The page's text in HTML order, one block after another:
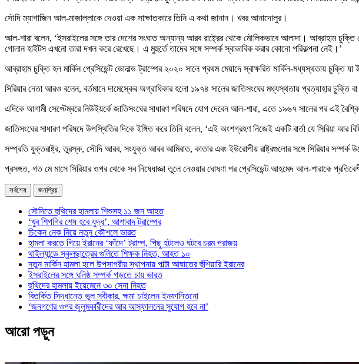
সৌদি ম্যাগাজিন আল-মাজাল্লাকে দেওয়া এক সাক্ষাতকারে তিনি এ কথা জানান। খবর আনাদোলুর।
আল-শারা বলেন, ‘ইসরাইলের সঙ্গে তার দেশের সংঘাত অন্যান্য আরব রাষ্ট্রের থেকে মৌলিকভাবে আলাদা। আব্রাহাম চুক্তি
গোলান হাইটস এখনো তারা দখল করে রেখেছে। এ মুহুর্তে তাদের সঙ্গে সম্পর্ক স্বাভাবিক করার কোনো পরিকল্পনা নেই।’
আব্রাহাম চুক্তি হল মার্কিন প্রেসিডেন্ট ডোনাল্ড ট্রাম্পের ২০২০ সালে প্রথম মেয়াদে স্বাক্ষরিত মার্কিন-মধ্যস্থতায়
সিরিয়ার নেতা আরও বলেন, বর্তমানে দামেস্কের অগ্রাধিকার হলো ১৯৭৪ সালের জাতিসংঘের মধ্যস্থতায় প্রত্যাহার চুক্তি বা
এদিকে আগামী সেপ্টেম্বরে নিউইয়র্কে জাতিসংঘের সাধারণ পরিষদে যোগ দেবেন আল-শারা, এতে ১৯৬৭ সালের পর এই
জাতিসংঘের সাধারণ পরিষদে উপস্থিতির দিকে ইঙ্গিত করে তিনি বলেন, ‘এই অংশগ্রহণ নিজেই একটি বার্তা যে সিরিয়া আর
সম্প্রতি যুক্তরাষ্ট্র, তুরস্ক, সৌদি আরব, সংযুক্ত আরব আমিরাত, কাতার এবং ইউরোপীয় রাষ্ট্রগুলোর সঙ্গে সিরিয়ার সম্পর্ক
প্রসঙ্গত, গত মে মাসে সিরিয়ার ওপর থেকে সব নিষেধাজ্ঞা তুলে নেওয়ার ঘোষণা পর প্রেসিডেন্ট আহমেদ আল-শারাকে
সর্বশেষ জনপ্রিয়
সৌদিতে হুথিদের হামলায় শিশুসহ ১১ জন আহত
‘খুব শিগগির শেষ হবে যুদ্ধ’, আশাবাদ ট্রাম্পের
চিকেন নেক নিয়ে নতুন কৌশলে ভারত
হামলা করতে গিয়ে ইরানের ‘ফাঁদে’ ট্রাম্প, পিছু হটলেও ঘটবে চরম পরাজয়
থাইল্যান্ডে স্কুলছাত্রের গুলিতে শিক্ষক নিহত, আহত ১০
নতুন মার্কিন হামলা হলে উপসাগরীয় স্থাপনায় পাল্টা আঘাতের হুঁশিয়ারি ইরানের
ইসরাইলের সঙ্গে ঘনিষ্ঠ সম্পর্ক গড়তে চায় ভারত
হুথিদের হামলায় ইয়েমেনে ৩০ সেনা নিহত
বিতর্কিত সিদ্ধান্তে ভুল স্বীকার, ক্ষমা চাইলেন ইনফান্তিনো
‘জনগণের ওপর জুলুমকারীদের আর আস্ফালনের সুযোগ হবে না’
আরো পড়ুন